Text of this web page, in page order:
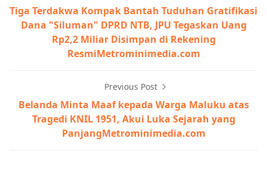
Tiga Terdakwa Kompak Bantah Tuduhan Gratifikasi
Dana "Siluman" DPRD NTB, JPU Tegaskan Uang
Rp2,2 Miliar Disimpan di Rekening
ResmiMetrominimedia.com
Previous Post
Belanda Minta Maaf kepada Warga Maluku atas
Tragedi KNIL 1951, Akui Luka Sejarah yang
PanjangMetrominimedia.com